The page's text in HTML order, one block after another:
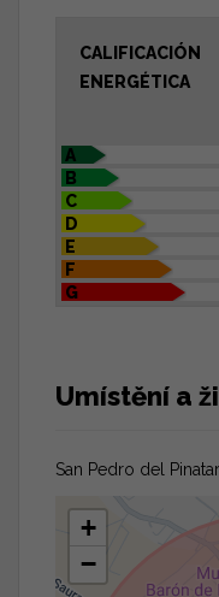
CALIFICACIÓN
ENERGÉTICA
A
B
C
D
E
F
G
Umístění a
San Pedro del
+
−